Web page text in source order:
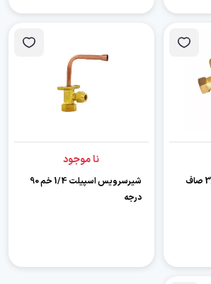
شیر سرویس اسپیلت 3/8 صاف
نا موجود
شیرسرویس اسپیلت 1/4 خم 90
درجه